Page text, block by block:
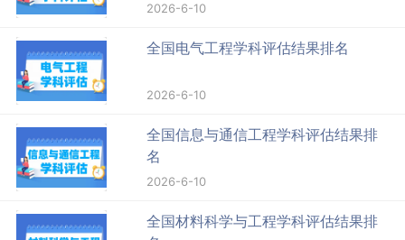
2026-6-10
全国电气工程学科评估结果排名
2026-6-10
全国信息与通信工程学科评估结果排
名
2026-6-10
全国材料科学与工程学科评估结果排